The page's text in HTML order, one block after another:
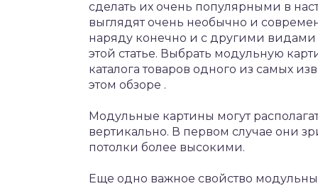
сделать их очень популярными в
выглядят очень необычно и
наряду конечно и с другими
этой статье. Выбрать модульную
каталога товаров одного из самых
этом обзоре .
Модульные картины могут
вертикально. В первом случае они
потолки более высокими.
Еще одно важное свойство